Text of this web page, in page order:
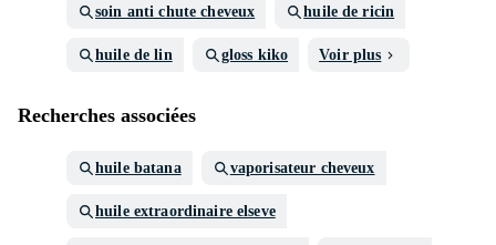
soin anti chute cheveux huile de ricin
huile de lin gloss kiko Voir plus
Recherches associées
huile batana vaporisateur cheveux
huile extraordinaire elseve